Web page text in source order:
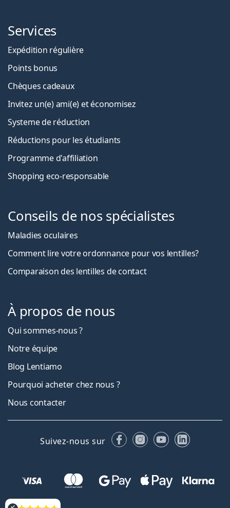
Services
Expédition régulière
Points bonus
Chèques cadeaux
Invitez un(e) ami(e) et économisez
Systeme de réduction
Réductions pour les étudiants
Programme d'affiliation
Shopping eco-responsable
Conseils de nos spécialistes
Maladies oculaires
Comment lire votre ordonnance pour vos lentilles?
Comparaison des lentilles de contact
À propos de nous
Qui sommes-nous ?
Notre équipe
Blog Lentiamo
Pourquoi acheter chez nous ?
Nous contacter
Suivez-nous sur FacebookInstagram
YouTubeLinkedIn